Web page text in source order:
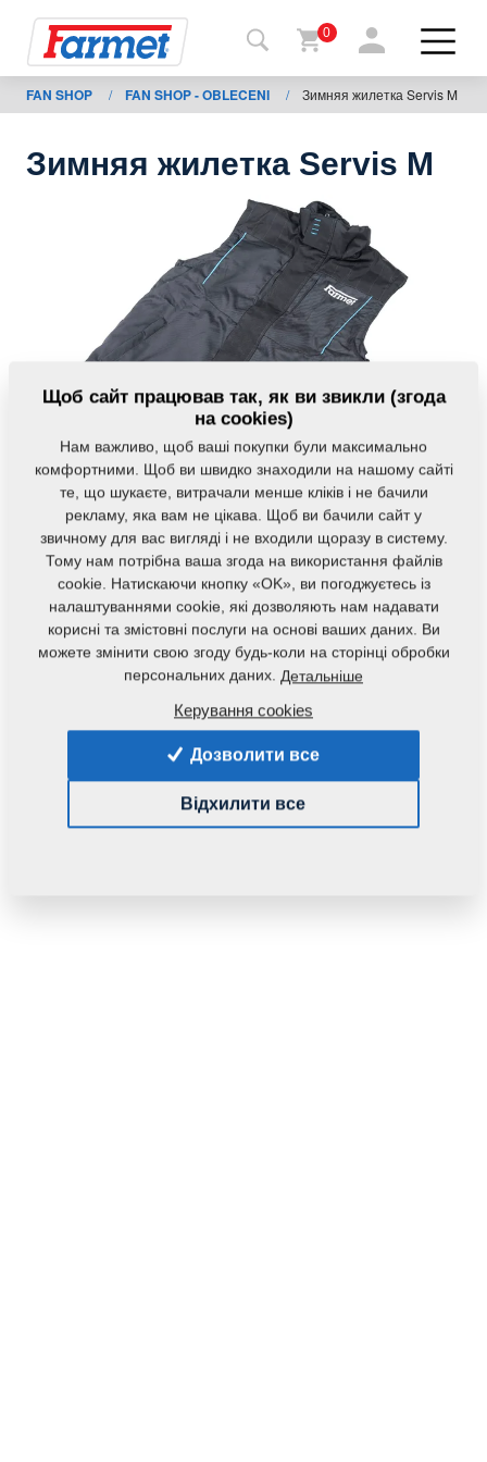
Назад
на
Завантаження
0
FAN SHOP / FAN SHOP - OBLECENI / Зимняя жилетка Servis M
Зимняя жилетка Servis M
Код продукту: r00061
Перевірити наявність
з ПДВ
pc.:
Щоб сайт працював так, як ви звикли (згода
на cookies)
Нам важливо, щоб ваші покупки були максимально
комфортними. Щоб ви швидко знаходили на нашому сайті
те, що шукаєте, витрачали менше кліків і не бачили
рекламу, яка вам не цікава. Щоб ви бачили сайт у
звичному для вас вигляді і не входили щоразу в систему.
Тому нам потрібна ваша згода на використання файлів
cookie. Натискаючи кнопку «OK», ви погоджуєтесь із
налаштуваннями cookie, які дозволяють нам надавати
корисні та змістовні послуги на основі ваших даних. Ви
можете змінити свою згоду будь-коли на сторінці обробки
персональних даних. Детальніше
Керування cookies
Дозволити все
Відхилити все